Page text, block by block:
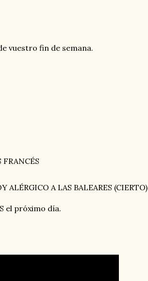
vuestro fin de semana.
FRANCÉS
ALÉRGICO A LAS BALEARES (CIERTO)
el próximo día.